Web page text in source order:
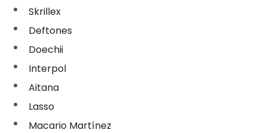
Skrillex
Deftones
Doechii
Interpol
Aitana
Lasso
Macario Martínez